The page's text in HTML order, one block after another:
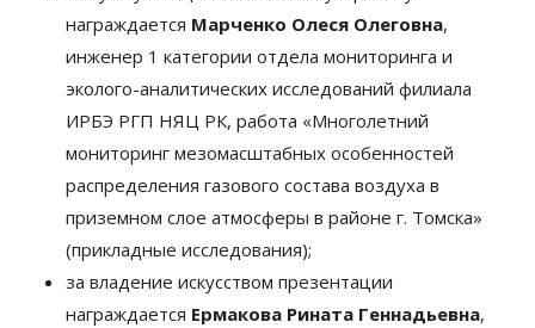
награждается Марченко Олеся Олеговна,
инженер 1 категории отдела мониторинга и
эколого-аналитических исследований филиала
ИРБЭ РГП НЯЦ РК, работа «Многолетний
мониторинг мезомасштабных особенностей
распределения газового состава воздуха в
приземном слое атмосферы в районе г. Томска»
(прикладные исследования);
за владение искусством презентации
награждается Ермакова Рината Геннадьевна,